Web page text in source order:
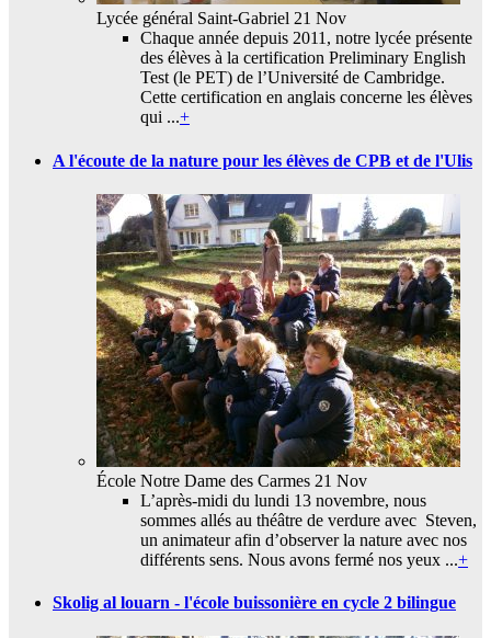
Lycée général Saint-Gabriel 21 Nov
Chaque année depuis 2011, notre lycée présente
des élèves à la certification Preliminary English
Test (le PET) de l’Université de Cambridge.
Cette certification en anglais concerne les élèves
qui ...+
A l'écoute de la nature pour les élèves de CPB et de l'Ulis
École Notre Dame des Carmes 21 Nov
L’après-midi du lundi 13 novembre, nous
sommes allés au théâtre de verdure avec Steven,
un animateur afin d’observer la nature avec nos
différents sens. Nous avons fermé nos yeux ...+
Skolig al louarn - l'école buissonière en cycle 2 bilingue